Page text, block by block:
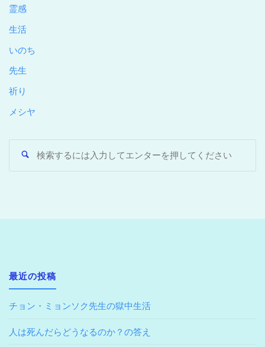
霊感
生活
いのち
先生
祈り
メシヤ
最近の投稿
チョン・ミョンソク先生の獄中生活
人は死んだらどうなるのか？の答え